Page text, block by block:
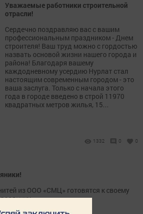
Уважаемые работники строительной
отрасли!
Сердечно поздравляю вас с вашим
профессиональным праздником - Днем
строителя! Ваш труд можно с гордостью
назвать основой жизни нашего города и
района! Благодаря вашему
каждодневному усердию Нурлат стал
настоящим современным городом - это
ваша заслуга. Только с начала этого
года в городе введено в строй 11970
квадратных метров жилья, 15...
1332 0 0
из ООО «СМЦ» готовятся к своему